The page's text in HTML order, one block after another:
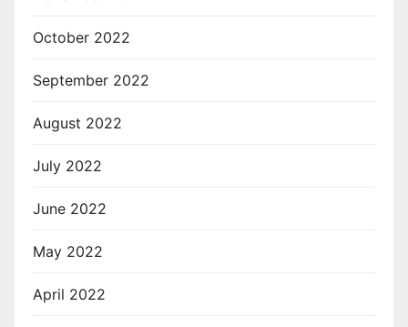
October 2022
September 2022
August 2022
July 2022
June 2022
May 2022
April 2022